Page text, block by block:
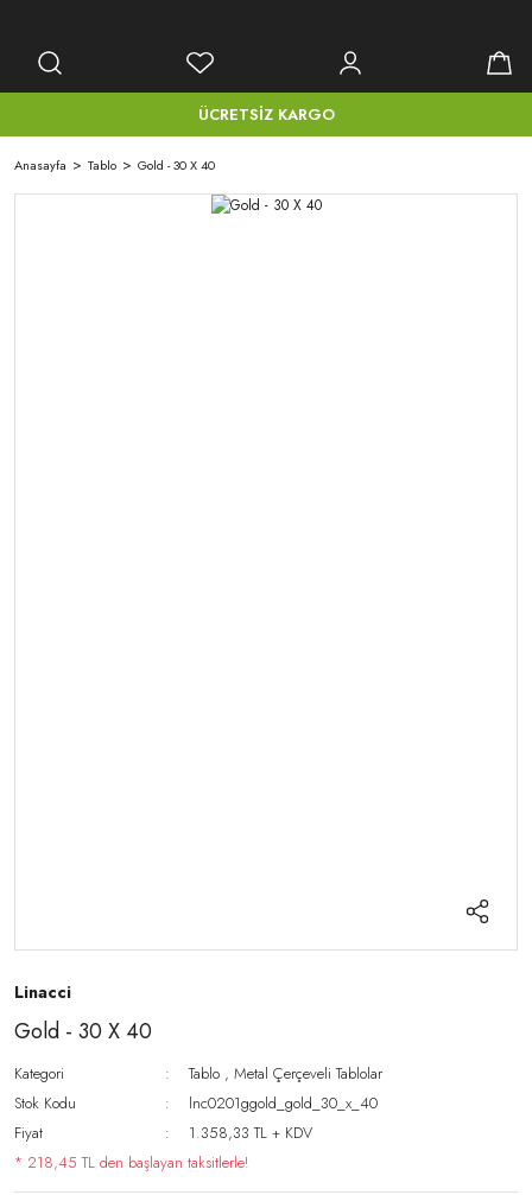
ÜCRETSİZ KARGO
Anasayfa Tablo Gold - 30 X 40
Linacci
Gold - 30 X 40
Kategori Tablo ,Metal Çerçeveli Tablolar
Stok Kodu
lnc0201ggold_gold_30_x_40
Fiyat
1.358,33 TL + KDV
* 218,45 TL den başlayan taksitlerle!